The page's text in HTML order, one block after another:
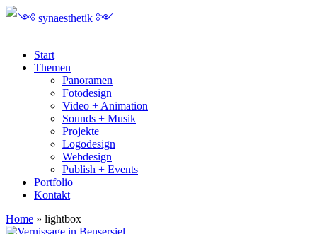
Start
Themen
Panoramen
Fotodesign
Video + Animation
Sounds + Musik
Projekte
Logodesign
Webdesign
Publish + Events
Portfolio
Kontakt
Home » lightbox